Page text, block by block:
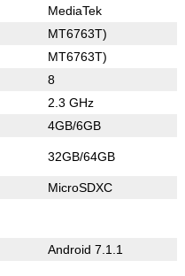
MediaTek
MT6763T)
MT6763T)
8
2.3 GHz
4GB/6GB
32GB/64GB
MicroSDXC
Android 7.1.1